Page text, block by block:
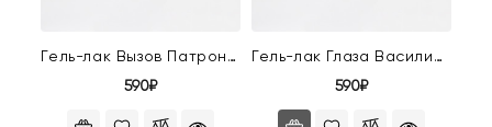
Гель-лак Вызов Патронуса
590₽
Гель-лак Глаза Василиска
590₽